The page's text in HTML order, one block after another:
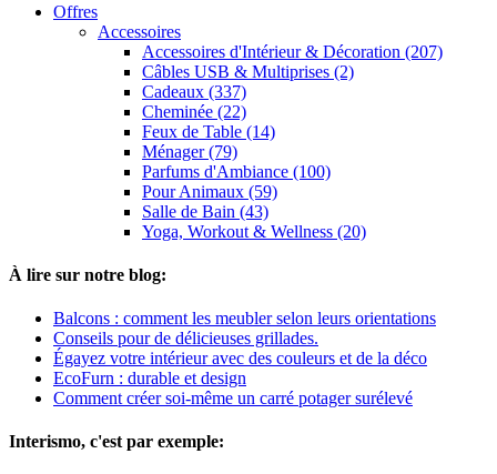
Offres
Accessoires
Accessoires d'Intérieur & Décoration (207)
Câbles USB & Multiprises (2)
Cadeaux (337)
Cheminée (22)
Feux de Table (14)
Ménager (79)
Parfums d'Ambiance (100)
Pour Animaux (59)
Salle de Bain (43)
Yoga, Workout & Wellness (20)
À lire sur notre blog:
Balcons : comment les meubler selon leurs orientations
Conseils pour de délicieuses grillades.
Égayez votre intérieur avec des couleurs et de la déco
EcoFurn : durable et design
Comment créer soi-même un carré potager surélevé
Interismo, c'est par exemple: